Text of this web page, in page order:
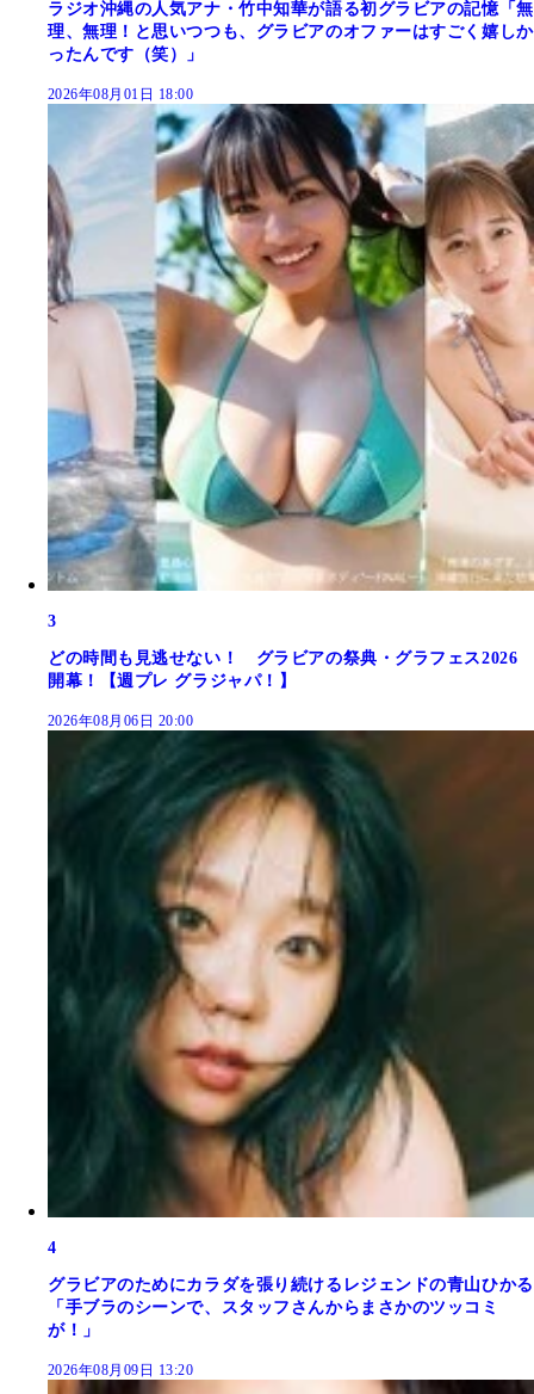
ラジオ沖縄の人気アナ・竹中知華が語る初グラビアの記憶「無
理、無理！と思いつつも、グラビアのオファーはすごく嬉しか
ったんです（笑）」
2026年08月01日 18:00
3
どの時間も見逃せない！ グラビアの祭典・グラフェス2026
開幕！【週プレ グラジャパ！】
2026年08月06日 20:00
4
グラビアのためにカラダを張り続けるレジェンドの青山ひかる
「手ブラのシーンで、スタッフさんからまさかのツッコミ
が！」
2026年08月09日 13:20